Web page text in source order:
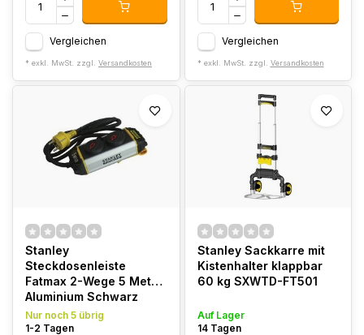
Vergleichen
* exkl. MwSt. zzgl. Versandkosten
Vergleichen
* exkl. MwSt. zzgl. Versandkosten
Stanley
Steckdosenleiste
Fatmax 2-Wege 5 Meter
Aluminium Schwarz
Nur noch 5 übrig
1-2 Tagen
Stanley Sackkarre mit
Kistenhalter klappbar
60 kg SXWTD-FT501
Auf Lager
14 Tagen